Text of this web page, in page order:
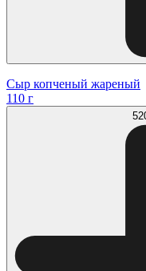
Сыр копченый жареный
110 г